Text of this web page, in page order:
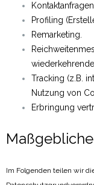
Profiling
Remarketing.
Tracking (z.B.
Nutzung von
Erbringung
Im Folgenden teilen wir